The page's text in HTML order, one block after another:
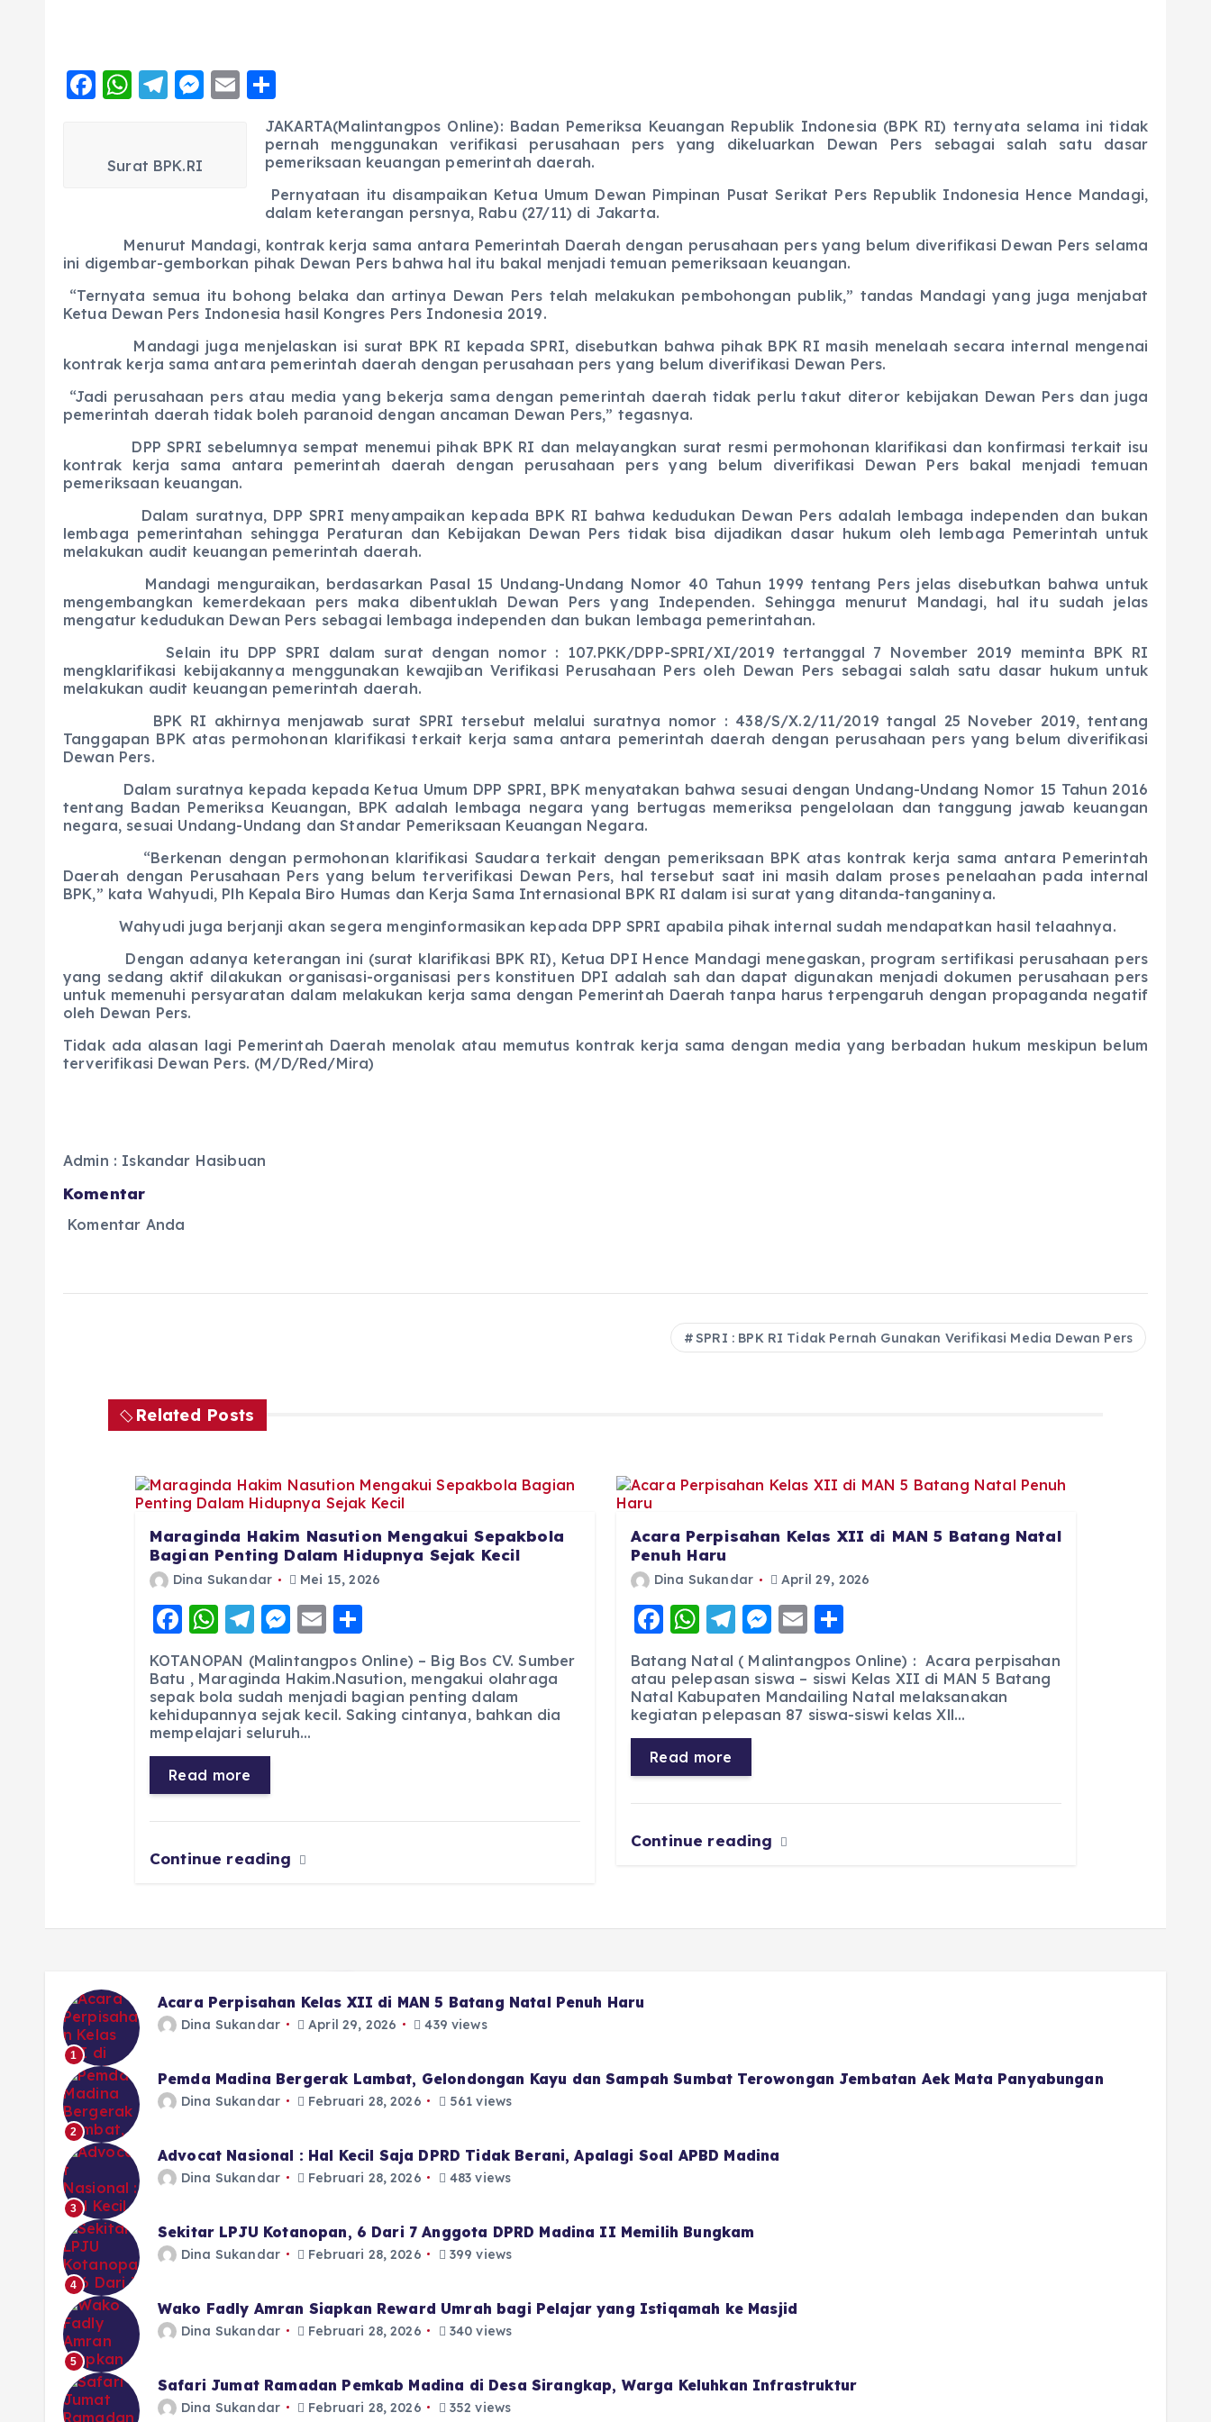
F
e
o
k
W
ts
p
T
g
m
M
er
E
ai
h
a
re
Surat BPK.RI
JAKARTA(Malintangpos Online): Badan Pemeriksa Keuangan Republik Indonesia (BPK RI) ternyata selama ini tidak
pernah menggunakan verifikasi perusahaan pers yang dikeluarkan Dewan Pers sebagai salah satu dasar
pemeriksaan keuangan pemerintah daerah.
Pernyataan itu disampaikan Ketua Umum Dewan Pimpinan Pusat Serikat Pers Republik Indonesia Hence Mandagi,
dalam keterangan persnya, Rabu (27/11) di Jakarta.
Menurut Mandagi, kontrak kerja sama antara Pemerintah Daerah dengan perusahaan pers yang belum diverifikasi Dewan Pers selama
ini digembar-gemborkan pihak Dewan Pers bahwa hal itu bakal menjadi temuan pemeriksaan keuangan.
“Ternyata semua itu bohong belaka dan artinya Dewan Pers telah melakukan pembohongan publik,” tandas Mandagi yang juga menjabat
Ketua Dewan Pers Indonesia hasil Kongres Pers Indonesia 2019.
Mandagi juga menjelaskan isi surat BPK RI kepada SPRI, disebutkan bahwa pihak BPK RI masih menelaah secara internal mengenai
kontrak kerja sama antara pemerintah daerah dengan perusahaan pers yang belum diverifikasi Dewan Pers.
“Jadi perusahaan pers atau media yang bekerja sama dengan pemerintah daerah tidak perlu takut diteror kebijakan Dewan Pers dan juga
pemerintah daerah tidak boleh paranoid dengan ancaman Dewan Pers,” tegasnya.
DPP SPRI sebelumnya sempat menemui pihak BPK RI dan melayangkan surat resmi permohonan klarifikasi dan konfirmasi terkait isu
kontrak kerja sama antara pemerintah daerah dengan perusahaan pers yang belum diverifikasi Dewan Pers bakal menjadi temuan
pemeriksaan keuangan.
Dalam suratnya, DPP SPRI menyampaikan kepada BPK RI bahwa kedudukan Dewan Pers adalah lembaga independen dan bukan
lembaga pemerintahan sehingga Peraturan dan Kebijakan Dewan Pers tidak bisa dijadikan dasar hukum oleh lembaga Pemerintah untuk
melakukan audit keuangan pemerintah daerah.
Mandagi menguraikan, berdasarkan Pasal 15 Undang-Undang Nomor 40 Tahun 1999 tentang Pers jelas disebutkan bahwa untuk
mengembangkan kemerdekaan pers maka dibentuklah Dewan Pers yang Independen. Sehingga menurut Mandagi, hal itu sudah jelas
mengatur kedudukan Dewan Pers sebagai lembaga independen dan bukan lembaga pemerintahan.
Selain itu DPP SPRI dalam surat dengan nomor : 107.PKK/DPP-SPRI/XI/2019 tertanggal 7 November 2019 meminta BPK RI
mengklarifikasi kebijakannya menggunakan kewajiban Verifikasi Perusahaan Pers oleh Dewan Pers sebagai salah satu dasar hukum untuk
melakukan audit keuangan pemerintah daerah.
BPK RI akhirnya menjawab surat SPRI tersebut melalui suratnya nomor : 438/S/X.2/11/2019 tangal 25 Noveber 2019, tentang
Tanggapan BPK atas permohonan klarifikasi terkait kerja sama antara pemerintah daerah dengan perusahaan pers yang belum diverifikasi
Dewan Pers.
Dalam suratnya kepada kepada Ketua Umum DPP SPRI, BPK menyatakan bahwa sesuai dengan Undang-Undang Nomor 15 Tahun 2016
tentang Badan Pemeriksa Keuangan, BPK adalah lembaga negara yang bertugas memeriksa pengelolaan dan tanggung jawab keuangan
negara, sesuai Undang-Undang dan Standar Pemeriksaan Keuangan Negara.
“Berkenan dengan permohonan klarifikasi Saudara terkait dengan pemeriksaan BPK atas kontrak kerja sama antara Pemerintah
Daerah dengan Perusahaan Pers yang belum terverifikasi Dewan Pers, hal tersebut saat ini masih dalam proses penelaahan pada internal
BPK,” kata Wahyudi, Plh Kepala Biro Humas dan Kerja Sama Internasional BPK RI dalam isi surat yang ditanda-tanganinya.
Wahyudi juga berjanji akan segera menginformasikan kepada DPP SPRI apabila pihak internal sudah mendapatkan hasil telaahnya.
Dengan adanya keterangan ini (surat klarifikasi BPK RI), Ketua DPI Hence Mandagi menegaskan, program sertifikasi perusahaan pers
yang sedang aktif dilakukan organisasi-organisasi pers konstituen DPI adalah sah dan dapat digunakan menjadi dokumen perusahaan pers
untuk memenuhi persyaratan dalam melakukan kerja sama dengan Pemerintah Daerah tanpa harus terpengaruh dengan propaganda negatif
oleh Dewan Pers.
Tidak ada alasan lagi Pemerintah Daerah menolak atau memutus kontrak kerja sama dengan media yang berbadan hukum meskipun belum
terverifikasi Dewan Pers. (M/D/Red/Mira)
Admin : Iskandar Hasibuan
Komentar
Komentar Anda
SPRI : BPK RI Tidak Pernah Gunakan Verifikasi Media Dewan Pers
Related Posts
Maraginda Hakim Nasution Mengakui Sepakbola
Bagian Penting Dalam Hidupnya Sejak Kecil
Dina Sukandar Mei 15, 2026
F
a
c
e
b
o
o
k
W
h
a
ts
A
p
p
T
el
e
g
r
a
m
M
e
ss
e
n
E
ai
l
h
a
re
KOTANOPAN (Malintangpos Online) – Big Bos CV. Sumber
Batu , Maraginda Hakim.Nasution, mengakui olahraga
sepak bola sudah menjadi bagian penting dalam
kehidupannya sejak kecil. Saking cintanya, bahkan dia
mempelajari seluruh…
Read more
Continue reading
Acara Perpisahan Kelas XII di MAN 5 Batang Natal
Penuh Haru
Dina Sukandar April 29, 2026
F
c
e
b
o
W
h
a
ts
A
p
T
el
e
g
r
M
e
ss
e
E
ai
l
h
a
re
Batang Natal ( Malintangpos Online) : Acara perpisahan
atau pelepasan siswa – siswi Kelas XII di MAN 5 Batang
Natal Kabupaten Mandailing Natal melaksanakan
kegiatan pelepasan 87 siswa-siswi kelas Xll…
Read more
Continue reading
1
Acara Perpisahan Kelas XII di MAN 5 Batang Natal Penuh Haru
Dina Sukandar April 29, 2026 439 views
2
Pemda Madina Bergerak Lambat, Gelondongan Kayu dan Sampah Sumbat Terowongan Jembatan Aek Mata Panyabungan
Dina Sukandar Februari 28, 2026 561 views
3
Advocat Nasional : Hal Kecil Saja DPRD Tidak Berani, Apalagi Soal APBD Madina
Dina Sukandar Februari 28, 2026 483 views
4
Sekitar LPJU Kotanopan, 6 Dari 7 Anggota DPRD Madina II Memilih Bungkam
Dina Sukandar Februari 28, 2026 399 views
5
Wako Fadly Amran Siapkan Reward Umrah bagi Pelajar yang Istiqamah ke Masjid
Dina Sukandar Februari 28, 2026 340 views
Safari Jumat Ramadan Pemkab Madina di Desa Sirangkap, Warga Keluhkan Infrastruktur
Dina Sukandar Februari 28, 2026 352 views